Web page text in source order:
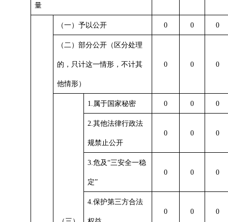
量
（一）予以公开 0 0 0
（二）部分公开（区分处理
的，只计这一情形，不计其
他情形）
0 0 0
1. 属于国家秘密 0 0 0
2.其他法律行政法
规禁止公开
0 0 0
3.危及“三安全一稳
定”
0 0 0
4.保护第三方合法
0 0 0